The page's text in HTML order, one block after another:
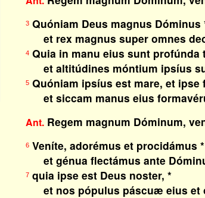
3 Quóniam Deus magnus Dóminus
et rex magnus super omnes
4 Quia in manu eius sunt
et altitúdines móntium ipsíus
5 Quóniam ipsíus est mare, et ipse
et siccam manus eius
Ant. Regem magnum Dóminum,
6 Veníte, adorémus et procidámus *
et génua flectámus ante
7 quia ipse est Deus noster, *
et nos pópulus páscuæ eius et